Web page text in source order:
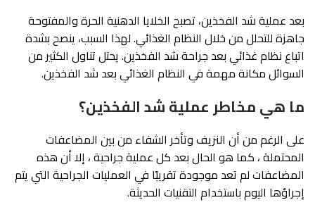
بعد عملية شد الفخذين، تصبح الخلايا الدهنية الحرة والمفتوحة
جاهزة للتحلل من خلال النظام الغذائي. لهذا السبب، ينصح بشدة
اتباع نظام غذائي بعد جراحة شد الفخذين. يحتل تناول الكثير من
السوائل مكانة مهمة في النظام الغذائي بعد شد الفخذين.
ما هي مخاطر عملية شد الفخذين؟
على الرغم من أن النزيف وتأخر الشفاء من بين المضاعفات
المحتملة ، كما هو الحال بعد كل عملية جراحية ، إلا أن هذه
المضاعفات لم تعد موجودة تقريبًا في العمليات الجراحية التي يتم
إجراؤها اليوم باستخدام التقنيات الحديثة.